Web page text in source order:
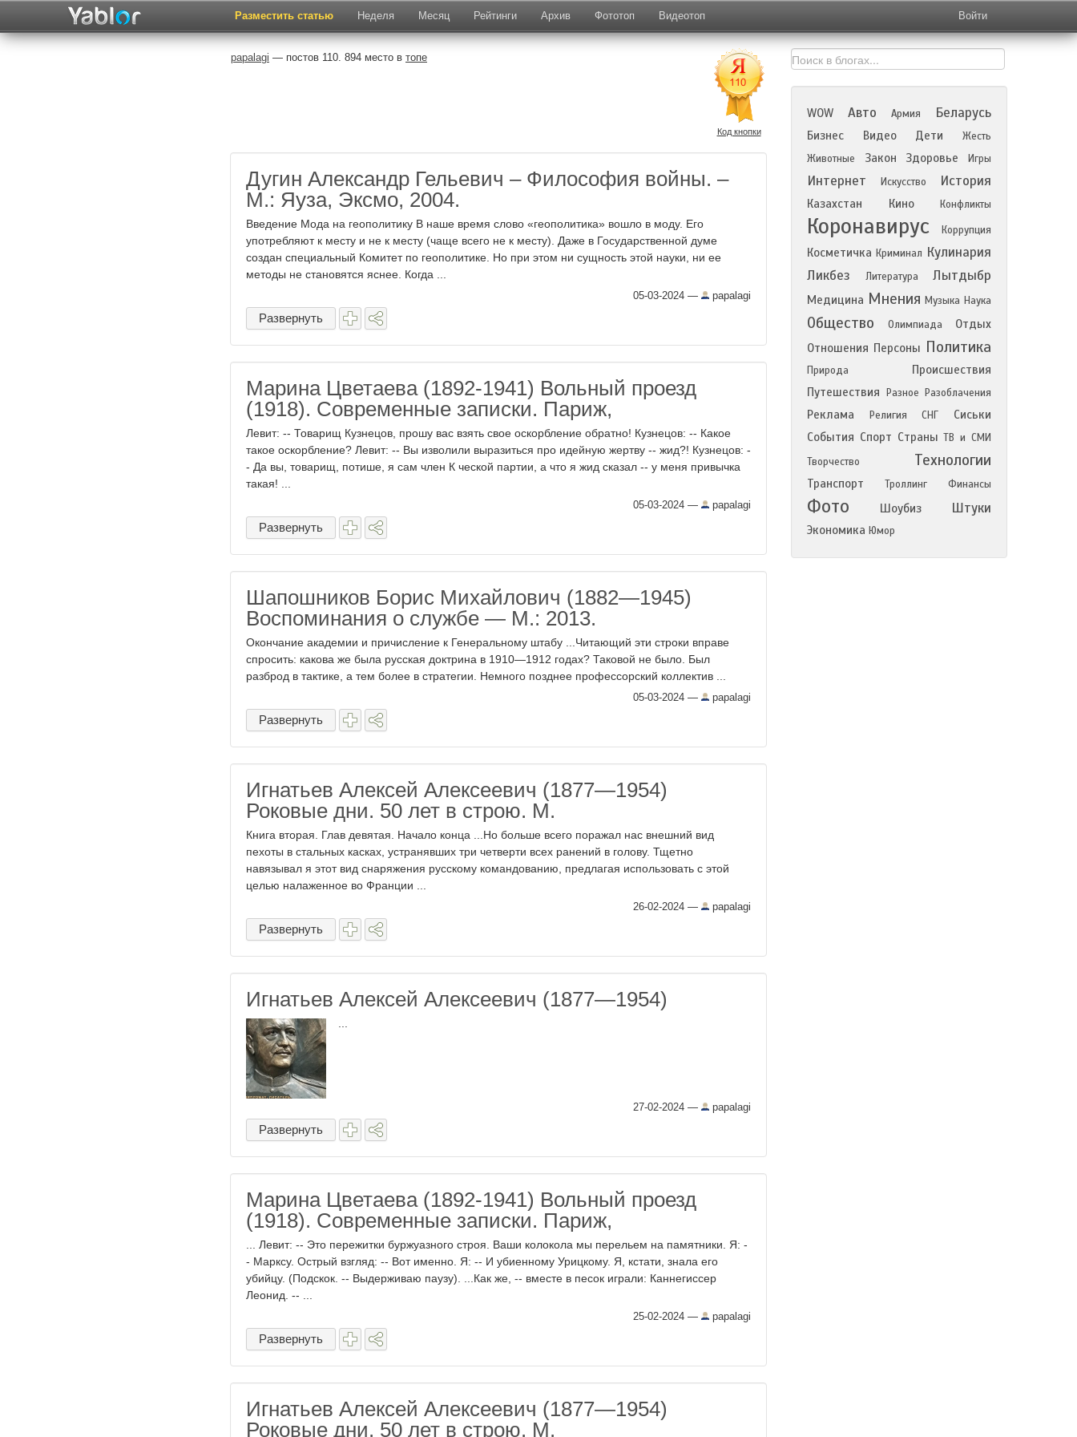
Разместить статью Неделя Месяц Рейтинги Архив Фототоп Видеотоп Войти
papalagi — постов 110. 894 место в топе
Код кнопки
Дугин Александр Гельевич – Философия войны. –
М.: Яуза, Эксмо, 2004.
Введение Мода на геополитику В наше время слово «геополитика» вошло в моду. Его
употребляют к месту и не к месту (чаще всего не к месту). Даже в Государственной думе
создан специальный Комитет по геополитике. Но при этом ни сущность этой науки, ни ее
методы не становятся яснее. Когда ...
05-03-2024 — papalagi
Развернуть
Марина Цветаева (1892-1941) Вольный проезд
(1918). Современные записки. Париж,
Левит: -- Товарищ Кузнецов, прошу вас взять свое оскорбление обратно! Кузнецов: -- Какое
такое оскорбление? Левит: -- Вы изволили выразиться про идейную жертву -- жид?! Кузнецов: -
- Да вы, товарищ, потише, я сам член К ческой партии, а что я жид сказал -- у меня привычка
такая! ...
05-03-2024 — papalagi
Развернуть
Шапошников Борис Михайлович (1882—1945)
Воспоминания о службе — М.: 2013.
Окончание академии и причисление к Генеральному штабу ...Читающий эти строки вправе
спросить: какова же была русская доктрина в 1910—1912 годах? Таковой не было. Был
разброд в тактике, а тем более в стратегии. Немного позднее профессорский коллектив ...
05-03-2024 — papalagi
Развернуть
Игнатьев Алексей Алексеевич (1877—1954)
Роковые дни. 50 лет в строю. М.
Книга вторая. Глав девятая. Начало конца ...Но больше всего поражал нас внешний вид
пехоты в стальных касках, устранявших три четверти всех ранений в голову. Тщетно
навязывал я этот вид снаряжения русскому командованию, предлагая использовать с этой
целью налаженное во Франции ...
26-02-2024 — papalagi
Развернуть
Игнатьев Алексей Алексеевич (1877—1954)
27-02-2024 — papalagi
Развернуть
Марина Цветаева (1892-1941) Вольный проезд
(1918). Современные записки. Париж,
... Левит: -- Это пережитки буржуазного строя. Ваши колокола мы перельем на памятники. Я: -
- Марксу. Острый взгляд: -- Вот именно. Я: -- И убиенному Урицкому. Я, кстати, знала его
убийцу. (Подскок. -- Выдерживаю паузу). ...Как же, -- вместе в песок играли: Каннегиссер
Леонид. -- ...
25-02-2024 — papalagi
Развернуть
Игнатьев Алексей Алексеевич (1877—1954)
Роковые дни. 50 лет в строю. М.
WOW Авто Армия Беларусь
Бизнес Видео Дети
Жесть
Животные
Закон Здоровье Игры
Интернет Искусство История
Казахстан Кино Конфликты
Коронавирус Коррупция
Косметичка Криминал Кулинария
Ликбез
Литература Лытдыбр
Медицина Мнения Музыка Наука
Общество Олимпиада
Отдых
Отношения Персоны Политика
Природа
Происшествия
Путешествия
Разное Разоблачения
Реклама Религия СНГ
Сиськи
События Спорт Страны ТВ и СМИ
Творчество
Технологии
Транспорт Троллинг Финансы
Фото Шоубиз Штуки
Экономика Юмор